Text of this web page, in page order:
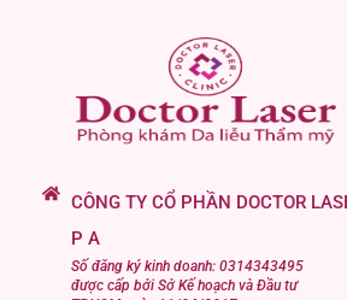
CÔNG TY CỔ PHẦN DOCTOR
P A
Số đăng ký kinh doanh: 0314343495
được cấp bởi Sở Kế hoạch và Đầu tư